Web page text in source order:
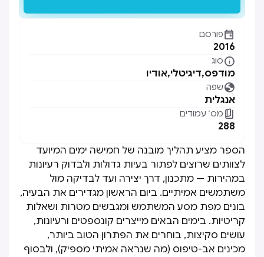
פורסם
2016
סוג
מודפס,דיגיטלי,אודיו
שפה
אנגלית
 מס׳ עמודים
288
הספר מציע תהליך מובנה של חמישה ימים המיועד
לצוותים שרוצים לפתור בעיות גדולות ולבדוק רעיונות
במהירות — מתכנון, דרך יצירה ועד לבדיקה מול
משתמשים אמיתיים. ביום הראשון מגדירים את הבעיה,
בונים מפת מסע המשתמש ומגבשים מטרות ושאלות
קריטיות. בימים הבאים מייצרים קונספטים ורעיונות,
עושים סקיצות, בוחרים את הפתרון הטוב ביותר,
מכינים אב-טיפוס (מה שנראה אמיתי מספיק), ולבסוף